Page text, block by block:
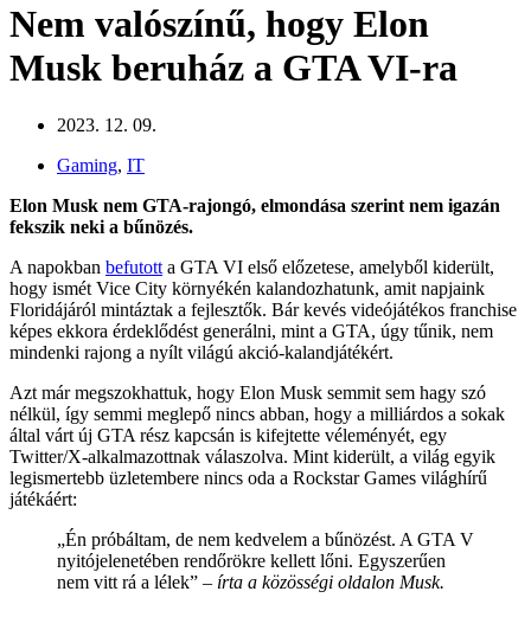
Nem valószínű, hogy Elon
Musk beruház a GTA VI-ra
2023. 12. 09.
Gaming, IT
Elon Musk nem GTA-rajongó, elmondása szerint nem igazán
fekszik neki a bűnözés.
A napokban befutotta GTA VI első előzetese, amelyből kiderült,
hogy ismét Vice City környékén kalandozhatunk, amit napjaink
Floridájáról mintáztak a fejlesztők. Bár kevés videójátékos franchise
képes ekkora érdeklődést generálni, mint a GTA, úgy tűnik, nem
mindenki rajong a nyílt világú akció-kalandjátékért.
Azt már megszokhattuk, hogy Elon Musk semmit sem hagy szó
nélkül, így semmi meglepő nincs abban, hogy a milliárdos a sokak
által várt új GTA rész kapcsán is kifejtette véleményét, egy
Twitter/X-alkalmazottnak válaszolva. Mint kiderült, a világ egyik
legismertebb üzletembere nincs oda a Rockstar Games világhírű
játékáért:
„Én próbáltam, de nem kedvelem a bűnözést. A GTA V
nyitójelenetében rendőrökre kellett lőni. Egyszerűen
nem vitt rá a lélek” – írta a közösségi oldalon Musk.